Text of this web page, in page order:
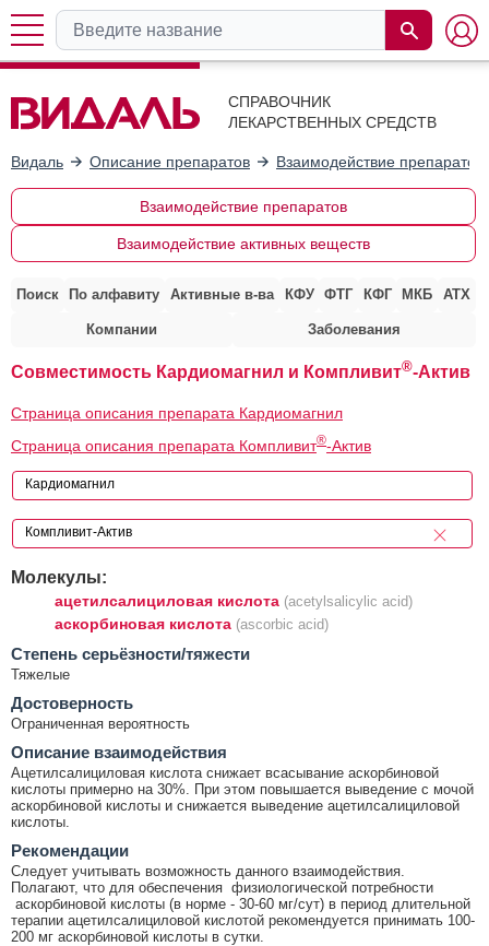
СПРАВОЧНИК
ЛЕКАРСТВЕННЫХ СРЕДСТВ
Видаль Описание препаратов Взаимодействие препаратов
Взаимодействие препаратов
Взаимодействие активных веществ
Поиск По алфавиту Активные в-ва КФУ ФТГ КФГ МКБ АТХ
Компании Заболевания
Совместимость Кардиомагнил и Компливит®-Актив
Страница описания препарата Кардиомагнил
Страница описания препарата Компливит®-Актив
Молекулы:
ацетилсалициловая кислота (acetylsalicylic acid)
аскорбиновая кислота (ascorbic acid)
Cтепень серьёзности/тяжести
Тяжелые
Достоверность
Ограниченная вероятность
Описание взаимодействия
Ацетилсалициловая кислота снижает всасывание аскорбиновой
кислоты примерно на 30%. При этом повышается выведение с мочой
аскорбиновой кислоты и снижается выведение ацетилсалициловой
кислоты.
Рекомендации
Следует учитывать возможность данного взаимодействия.
Полагают, что для обеспечения физиологической потребности
аскорбиновой кислоты (в норме - 30-60 мг/сут) в период длительной
терапии ацетилсалициловой кислотой рекомендуется принимать 100-
200 мг аскорбиновой кислоты в сутки.